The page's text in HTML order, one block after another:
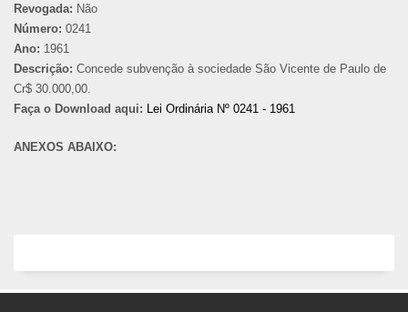
Revogada: Não
Número: 0241
Ano: 1961
Descrição: Concede subvenção à sociedade São Vicente de Paulo de
Cr$ 30.000,00.
Faça o Download aqui: Lei Ordinária Nº 0241 - 1961
ANEXOS ABAIXO: